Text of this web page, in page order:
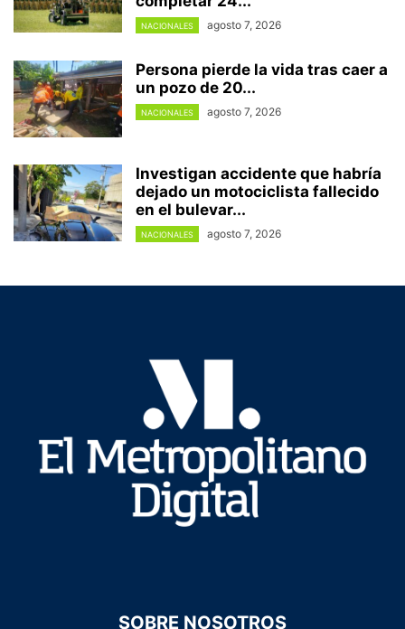
NACIONALES agosto 7, 2026
Persona pierde la vida tras caer a
un pozo de 20...
NACIONALES agosto 7, 2026
Investigan accidente que habría
dejado un motociclista fallecido
en el bulevar...
NACIONALES agosto 7, 2026
SOBRE NOSOTROS